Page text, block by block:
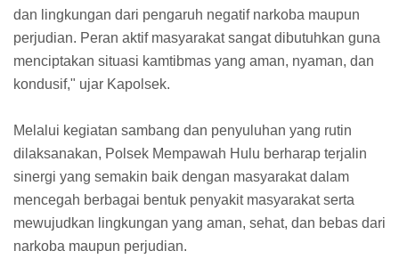
dan lingkungan dari pengaruh negatif narkoba maupun
perjudian. Peran aktif masyarakat sangat dibutuhkan guna
menciptakan situasi kamtibmas yang aman, nyaman, dan
kondusif," ujar Kapolsek.
Melalui kegiatan sambang dan penyuluhan yang rutin
dilaksanakan, Polsek Mempawah Hulu berharap terjalin
sinergi yang semakin baik dengan masyarakat dalam
mencegah berbagai bentuk penyakit masyarakat serta
mewujudkan lingkungan yang aman, sehat, dan bebas dari
narkoba maupun perjudian.